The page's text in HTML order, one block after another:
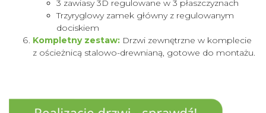
3 zawiasy 3D regulowane w 3 płaszczyznach
Trzyryglowy zamek główny z regulowanym
dociskiem
Kompletny zestaw: Drzwi zewnętrzne w komplecie
z ościeżnicą stalowo-drewnianą, gotowe do montażu.